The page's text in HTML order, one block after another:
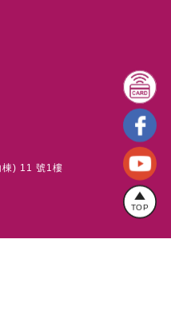
TOP
) 11 號1樓